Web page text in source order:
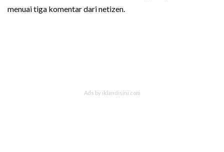
menuai tiga komentar dari netizen.